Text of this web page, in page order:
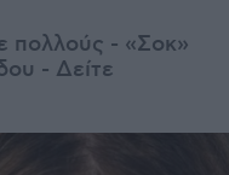
πολλούς - «Σοκ»
- Δείτε